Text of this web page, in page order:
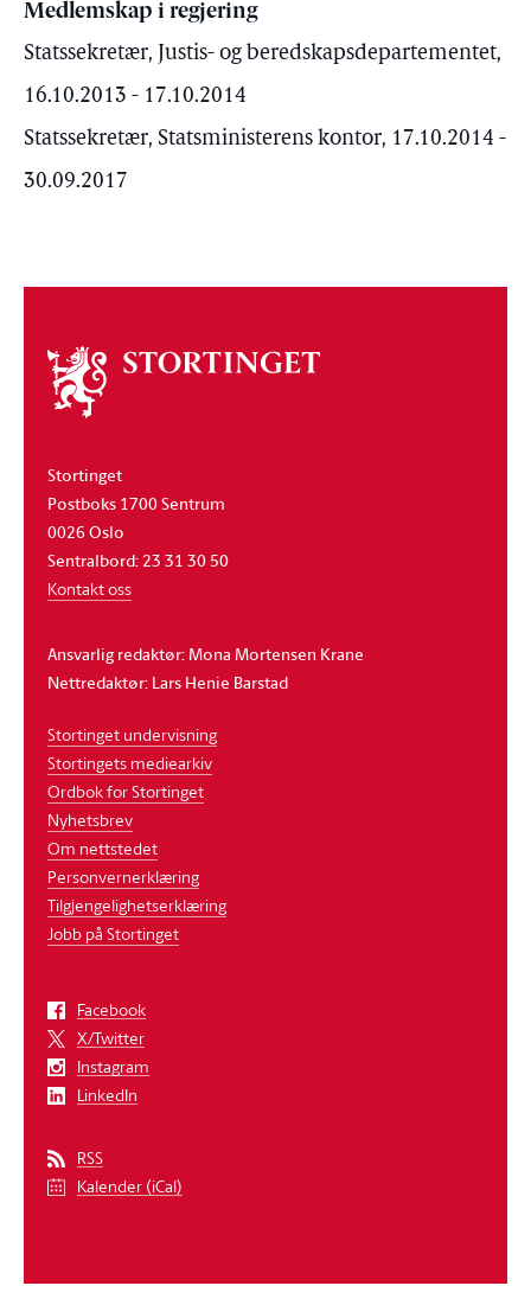
Medlemskap i regjering
Statssekretær, Justis- og beredskapsdepartementet,
16.10.2013 - 17.10.2014
Statssekretær, Statsministerens kontor, 17.10.2014 -
30.09.2017
Om
stortinget
Stortinget
Postboks 1700 Sentrum
0026 Oslo
Sentralbord: 23 31 30 50
Kontakt oss
Ansvarlig redaktør: Mona Mortensen Krane
Nettredaktør: Lars Henie Barstad
Stortinget undervisning
Stortingets mediearkiv
Ordbok for Stortinget
Nyhetsbrev
Om nettstedet
Personvernerklæring
Tilgjengelighetserklæring
Jobb på Stortinget
Facebook
X/Twitter
Instagram
LinkedIn
RSS
Kalender (iCal)